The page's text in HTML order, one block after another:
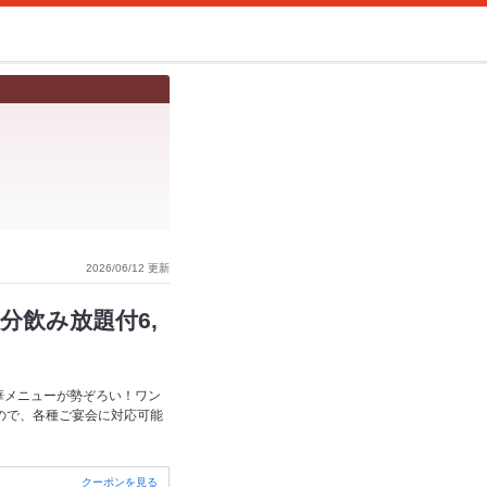
2026/06/12 更新
飲み放題付6,
ニューが勢ぞろい！ワン
、各種ご宴会に対応可能
クーポンを見る